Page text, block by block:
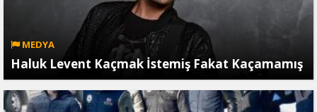
MEDYA
Haluk Levent Kaçmak İstemiş Fakat Kaçamamış